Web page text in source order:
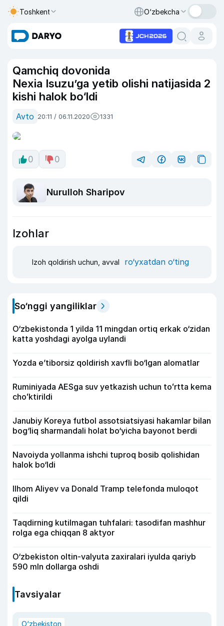
Toshkent O‘zbekcha
Qamchiq dovonida
Nexia Isuzu’ga yetib olishi natijasida 2
kishi halok bo‘ldi
Avto 20:11 / 06.11.2020 1331
0 0
Nurulloh Sharipov
Izohlar
Izoh qoldirish uchun, avval ro‘yxatdan o‘ting
So‘nggi yangiliklar
O‘zbekistonda 1 yilda 11 mingdan ortiq erkak o‘zidan
katta yoshdagi ayolga uylandi
Yozda e’tiborsiz qoldirish xavfli bo‘lgan alomatlar
Ruminiyada AESga suv yetkazish uchun toʻrtta kema
choʻktirildi
Janubiy Koreya futbol assotsiatsiyasi hakamlar bilan
bog‘liq sharmandali holat bo‘yicha bayonot berdi
Navoiyda yollanma ishchi tuproq bosib qolishidan
halok bo‘ldi
Ilhom Aliyev va Donald Tramp telefonda muloqot
qildi
Taqdirning kutilmagan tuhfalari: tasodifan mashhur
rolga ega chiqqan 8 aktyor
O‘zbekiston oltin-valyuta zaxiralari iyulda qariyb
590 mln dollarga oshdi
Tavsiyalar
O‘zbekiston